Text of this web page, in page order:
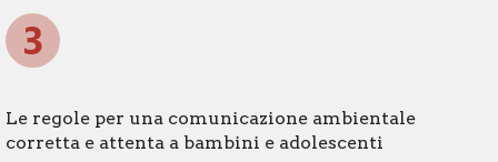
Le regole per una comunicazione ambientale
corretta e attenta a bambini e adolescenti